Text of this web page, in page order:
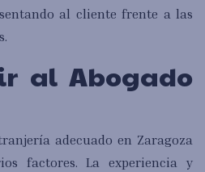
al cliente frente a las
al Abogado
adecuado en Zaragoza
factores. La experiencia y